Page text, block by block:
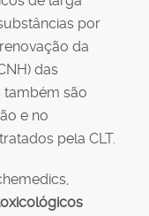
por
da
das
também são
e no
pela CLT.